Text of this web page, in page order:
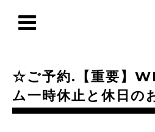
☆ご予約.【重要】
ム一時休止と休日の